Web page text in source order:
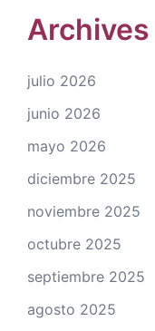
Archives
julio 2026
junio 2026
mayo 2026
diciembre 2025
noviembre 2025
octubre 2025
septiembre 2025
agosto 2025